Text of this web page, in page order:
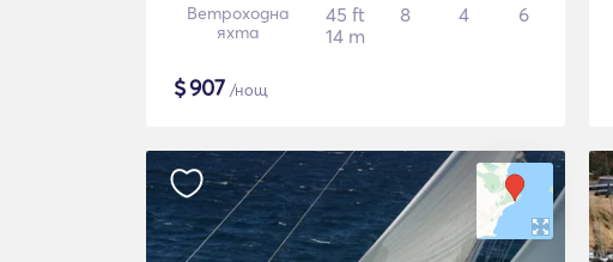
Ветроходна
яхта
45 ft
14 m
8 4 6
$907 /нощ